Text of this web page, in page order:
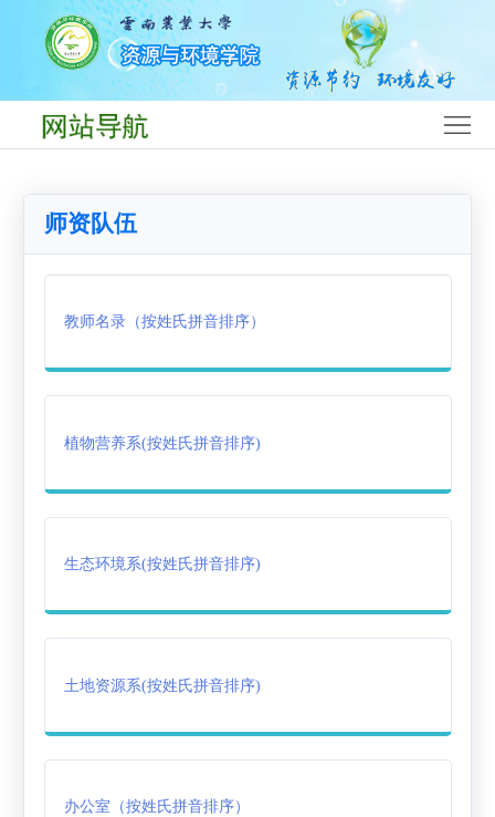
师资队伍
教师名录（按姓氏拼音排序）
植物营养系(按姓氏拼音排序)
生态环境系(按姓氏拼音排序)
土地资源系(按姓氏拼音排序)
办公室（按姓氏拼音排序）